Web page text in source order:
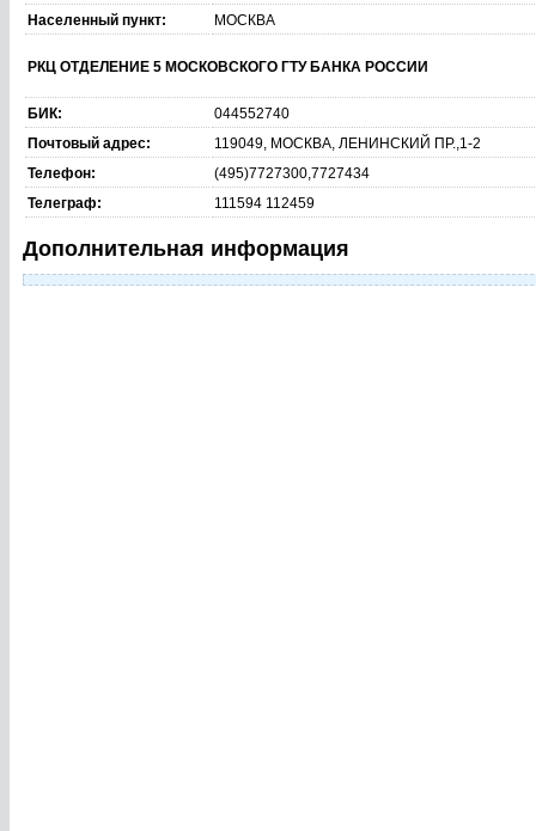
Населенный пункт:
МОСКВА
РКЦ ОТДЕЛЕНИЕ 5 МОСКОВСКОГО ГТУ БАНКА РОССИИ
БИК:
044552740
Почтовый адрес:
119049, МОСКВА, ЛЕНИНСКИЙ ПР.,1-2
Телефон:
(495)7727300,7727434
Телеграф:
111594 112459
Дополнительная информация